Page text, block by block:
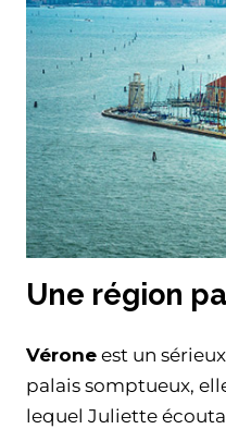
Une région
Vérone est un
palais somptueux,
lequel Juliette